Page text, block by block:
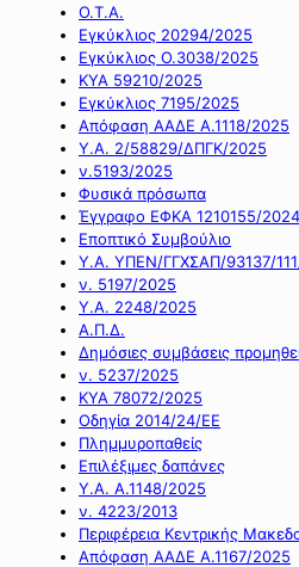
Ο.Τ.Α.
Εγκύκλιος 20294/2025
Εγκύκλιος Ο.3038/2025
ΚΥΑ 59210/2025
Εγκύκλιος 7195/2025
Απόφαση ΑΑΔΕ Α.1118/2025
Υ.Α. 2/58829/ΔΠΓΚ/2025
ν.5193/2025
Φυσικά πρόσωπα
Έγγραφο ΕΦΚΑ 1210155/2024
Εποπτικό Συμβούλιο
Υ.Α. ΥΠΕΝ/ΓΓΧΣΑΠ/93137/
ν. 5197/2025
Υ.Α. 2248/2025
Α.Π.Δ.
Δημόσιες συμβάσεις
ν. 5237/2025
ΚΥΑ 78072/2025
Οδηγία 2014/24/ΕΕ
Πλημμυροπαθείς
Επιλέξιμες δαπάνες
Υ.Α. Α.1148/2025
ν. 4223/2013
Περιφέρεια Κεντρικής
Απόφαση ΑΑΔΕ Α.1167/2025